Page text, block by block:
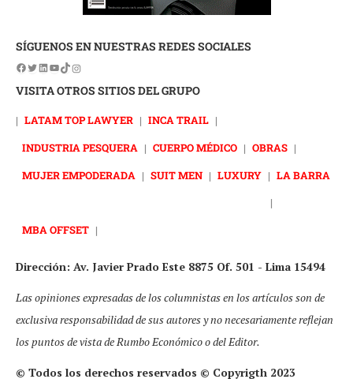
SÍGUENOS EN NUESTRAS REDES SOCIALES
VISITA OTROS SITIOS DEL GRUPO
| LATAM TOP LAWYER | INCA TRAIL |
INDUSTRIA PESQUERA | CUERPO MÉDICO | OBRAS |
MUJER EMPODERADA | SUIT MEN | LUXURY | LA BARRA
|
MBA OFFSET |
Dirección: Av. Javier Prado Este 8875 Of. 501 - Lima 15494
Las opiniones expresadas de los columnistas en los artículos son de
exclusiva responsabilidad de sus autores y no necesariamente reflejan
los puntos de vista de Rumbo Económico o del Editor.
© Todos los derechos reservados © Copyrigth 2023